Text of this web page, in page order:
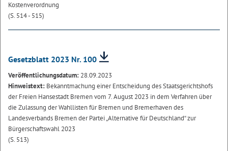
Kostenverordnung
(S. 514 - 515)
Gesetzblatt 2023 Nr. 100
Veröffentlichungsdatum: 28.09.2023
Hinweistext: Bekanntmachung einer Entscheidung des Staatsgerichtshofs
der Freien Hansestadt Bremen vom 7. August 2023 in dem Verfahren über
die Zulassung der Wahllisten für Bremen und Bremerhaven des
Landesverbands Bremen der Partei „Alternative für Deutschland“ zur
Bürgerschaftswahl 2023
(S. 513)